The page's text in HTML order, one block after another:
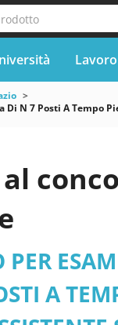
Lavoro
Di N 7 Posti A
A